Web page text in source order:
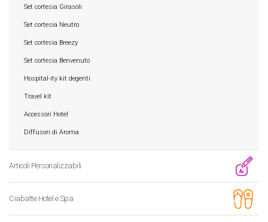
Set cortesia Girasoli
Set cortesia Neutro
Set cortesia Breezy
Set cortesia Benvenuto
Hospital-ity kit degenti
Travel kit
Accessori Hotel
Diffusori di Aroma
Articoli Personalizzabili
Ciabatte Hotel e Spa